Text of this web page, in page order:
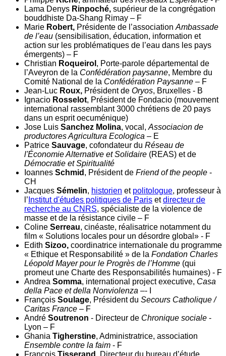
Lama Denys Rinpoché, supérieur de la congrégation
bouddhiste Da-Shang Rimay – F
Marie Robert, Présidente de l’association Ambassade
de l’eau (sensibilisation, éducation, information et
action sur les problématiques de l’eau dans les pays
émergents) – F
Christian Roqueirol , Porte-parole départemental de
l’Aveyron de la Confédération paysanne, Membre du
Comité National de la Confédération Paysanne – F
Jean-Luc Roux, Président de Oryos, Bruxelles - B
Ignacio Rosselot, Président de Fondacio (mouvement
international rassemblant 3000 chrétiens de 20 pays
dans un esprit oecuménique)
Jose Luis Sanchez Molina, vocal, Associacion de
productores Agricultura Ecologica – E
Patrice Sauvage, cofondateur du Réseau de
l'Économie Alternative et Solidaire (REAS) et de
Démocratie et Spiritualité
Ioannes Schmid , Président de Friend of the people -
CH
Jacques Sémelin, historien et politologue, professeur à
l’ Institut d'études politiques de Paris etdirecteur de
recherche au CNRS, spécialiste de la violence de
masse et de la résistance civile – F
Coline Serreau, cinéaste, réalisatrice notamment du
film « Solutions locales pour un désordre global» - F
Edith Sizoo, coordinatrice internationale du programme
« Ethique et Responsabilité » de la Fondation Charles
Léopold Mayer pour le Progrès de l’Homme (qui
promeut une Charte des Responsabilités humaines) - F
Andrea Somma, international project executive, Casa
della Pace et della Nonviolenza –- I
François Soulage, Président du Secours Catholique /
Caritas France – F
André Soutrenon - Directeur de Chronique sociale -
Lyon – F
Ghania Tigherstine, Administratrice, association
Ensemble contre la faim - F
François Tisserand , Directeur du bureau d’étude